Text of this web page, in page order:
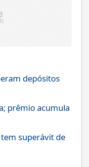
depósitos
prêmio acumula
superávit de